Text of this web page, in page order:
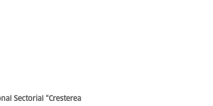
Sectorial “Cresterea